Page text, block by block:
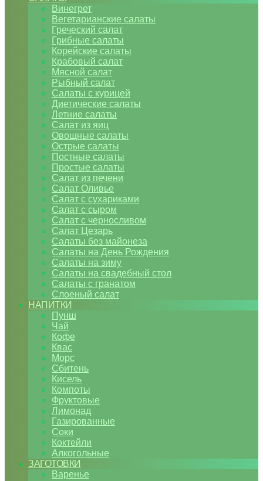
Винегрет
Вегетарианские салаты
Греческий салат
Грибные салаты
Корейские салаты
Крабовый салат
Мясной салат
Рыбный салат
Салаты с курицей
Диетические салаты
Летние салаты
Салат из яиц
Овощные салаты
Острые салаты
Постные салаты
Простые салаты
Салат из печени
Салат Оливье
Салат с сухариками
Салат с сыром
Салат с черносливом
Салат Цезарь
Салаты без майонеза
Салаты на День Рождения
Салаты на зиму
Салаты на свадебный стол
Салаты с гранатом
Слоеный салат
НАПИТКИ
Пунш
Чай
Кофе
Квас
Морс
Сбитень
Кисель
Компоты
Фруктовые
Лимонад
Газированные
Соки
Коктейли
Алкогольные
ЗАГОТОВКИ
Варенье